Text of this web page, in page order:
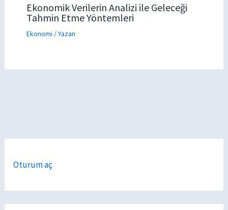
Ekonomik Verilerin Analizi ile Geleceği
Tahmin Etme Yöntemleri
Ekonomi / Yazan
Oturum aç